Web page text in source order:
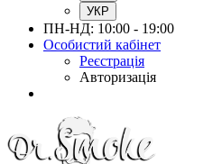
УКР
ПН-НД: 10:00 - 19:00
Особистий кабінет
Реєстрація
Авторизація